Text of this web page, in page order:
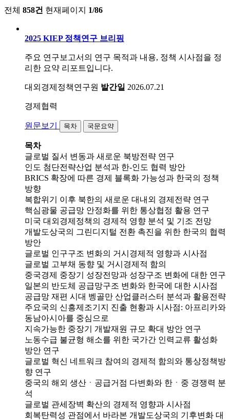
전체 858건 현재페이지 1/86
2025 KIEP 정책연구 브리핑
주요 연구보고서의 연구 목적과 내용, 정책 시사점을 정
리한 요약 리포트입니다.
대외경제정책연구원 발간일 2026.07.21
경제협력
원문보기 목차 국문요약
목차
글로벌 질서 변동과 새로운 북방전략 연구
인도 첨단전략산업 분석과 한-인도 협력 방안
BRICS 확장에 따른 경제 블록화 가능성과 한국의 정책
방향
복합위기 이후 북한의 새로운 대내외 경제전략 연구
핵심광물 공급망 안정화를 위한 통상협정 활용 연구
미국 대외경제정책의 경제적 영향 분석 및 기조 전망
개발도상국의 그린디지털 전환 촉진을 위한 한국의 협력
방안
글로벌 인구구조 변화의 거시경제적 영향과 시사점
글로벌 고부채 동향 및 거시경제적 함의
중국경제 중장기 성장전망과 성장구조 변화에 대한 연구
일본의 반도체 공급망구조 변화와 한국에 대한 시사점
공급망 재편 시대 벵골만 산업클러스터 분석과 활용전략
주요국의 신흥제조기지 진출 현황과 시사점: 아프리카와
동남아시아를 중심으로
지속가능한 중장기 개발재원 규모 확대 방안 연구
노동수급 불균형 해소를 위한 국가간 인력교류 활성화
방안 연구
글로벌 혁신 네트워크 참여의 경제적 함의와 통상정책방
향 연구
중국의 해외 생산ㆍ공급거점 다변화와 한ㆍ중 경쟁력 분
석
글로벌 관세장벽 확산의 경제적 영향과 시사점
회복탄력성 관점에서 바라본 개발도상국의 기후변화 대